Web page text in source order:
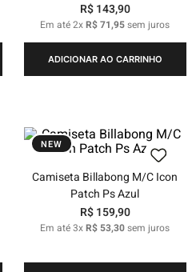
R$ 143,90
Em até2xR$71,95sem juros
ADICIONAR AO CARRINHO
NEW
Camiseta Billabong M/C Icon
Patch Ps Azul
R$ 159,90
Em até3xR$ 53,30sem juros